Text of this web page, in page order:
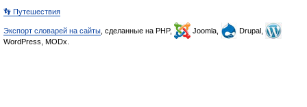
👣 Путешествия
Экспорт словарей на сайты , сделанные на PHP, Joomla,
Drupal,
WordPress, MODx.